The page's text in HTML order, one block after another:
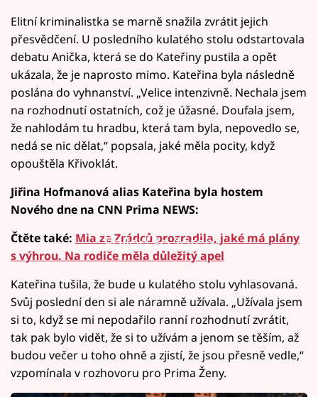
Elitní kriminalistka se marně snažila zvrátit jejich
přesvědčení. U posledního kulatého stolu odstartovala
debatu Anička, která se do Kateřiny pustila a opět
ukázala, že je naprosto mimo. Kateřina byla následně
poslána do vyhnanství. „Velice intenzivně. Nechala jsem
na rozhodnutí ostatních, což je úžasné. Doufala jsem,
že nahlodám tu hradbu, která tam byla, nepovedlo se,
nedá se nic dělat,“ popsala, jaké měla pocity, když
opouštěla Křivoklát.
Jiřina Hofmanová alias Kateřina byla hostem
Nového dne na CNN Prima NEWS:
Failed to fetch
Čtěte také: Mia ze Zrádců prozradila, jaké má plány
s výhrou. Na rodiče měla důležitý apel
Kateřina tušila, že bude u kulatého stolu vyhlasovaná.
Svůj poslední den si ale náramně užívala. „Užívala jsem
si to, když se mi nepodařilo ranní rozhodnutí zvrátit,
tak pak bylo vidět, že si to užívám a jenom se těším, až
budou večer u toho ohně a zjistí, že jsou přesně vedle,“
vzpomínala v rozhovoru pro Prima Ženy.